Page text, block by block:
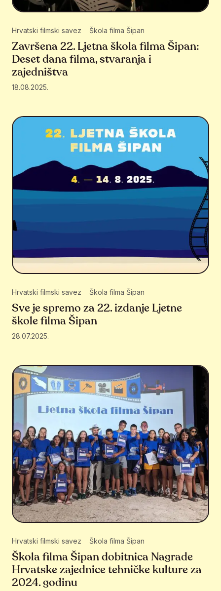
Hrvatski filmski savez Škola filma Šipan
Završena 22. Ljetna škola filma Šipan:
Deset dana filma, stvaranja i
zajedništva
18.08.2025.
Hrvatski filmski savez Škola filma Šipan
Sve je spremo za 22. izdanje Ljetne
škole filma Šipan
28.07.2025.
Hrvatski filmski savez Škola filma Šipan
Škola filma Šipan dobitnica Nagrade
Hrvatske zajednice tehničke kulture za
2024. godinu